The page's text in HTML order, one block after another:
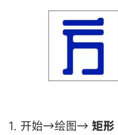
1. 开始→绘图→ 矩形